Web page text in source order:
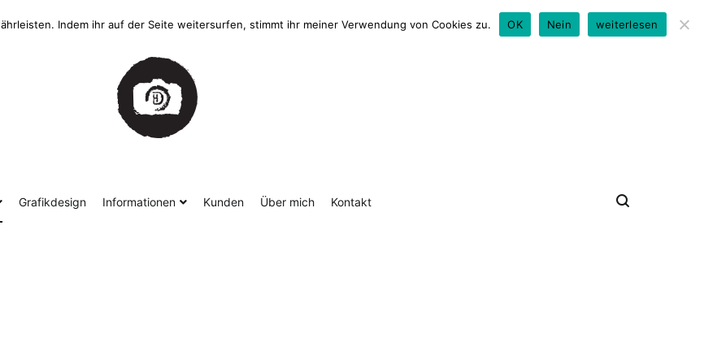
look@david-hallwas.de
Grafikdesign Informationen Kunden Über mich Kontakt
Indem ihr auf der Seite weitersurfen, stimmt ihr meiner Verwendung von Cookies zu. OK Nein weiterlesen